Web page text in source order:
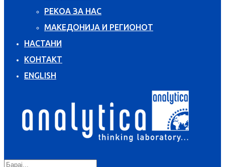
РЕКОА ЗА НАС
МАКЕДОНИЈА И РЕГИОНОТ
НАСТАНИ
КОНТАКТ
ENGLISH